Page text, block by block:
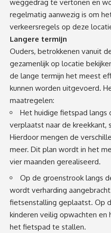
weggedrag te vertonen en
regelmatig aanwezig is om
verkeersregels op deze
Langere termijn
Ouders, betrokkenen vanuit
gezamenlijk op locatie
de lange termijn het meest
kunnen worden uitgevoerd.
maatregelen:
Het huidige fietspad langs
verplaatst naar de kreekkant,
Hierdoor mengen de
meer. Dit plan wordt in het
vier maanden gerealiseerd.
Op de groenstrook langs
wordt verharding
fietsenstalling geplaatst. Op
kinderen veilig opwachten en
het fietspad te stallen.